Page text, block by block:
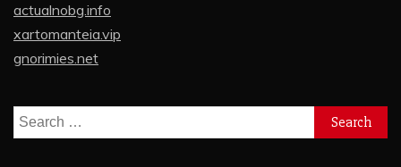
actualnobg.info
xartomanteia.vip
gnorimies.net
Search
for: